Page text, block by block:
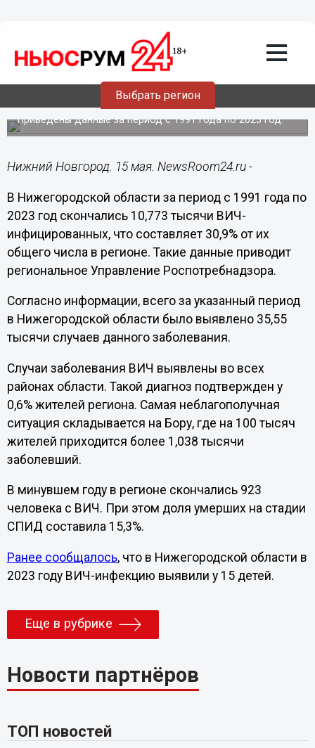
Выбрать регион
Свыше 10,7 тысячи ВИЧ-
инфицированных скончались в
Нижегородской области
Приведены данные за период с 1991 года по 2023 год.
Нижний Новгород. 15 мая. NewsRoom24.ru -
В Нижегородской области за период с 1991 года по
2023 год скончались 10,773 тысячи ВИЧ-
инфицированных, что составляет 30,9% от их
общего числа в регионе. Такие данные приводит
региональное Управление Роспотребнадзора.
Согласно информации, всего за указанный период
в Нижегородской области было выявлено 35,55
тысячи случаев данного заболевания.
Случаи заболевания ВИЧ выявлены во всех
районах области. Такой диагноз подтвержден у
0,6% жителей региона. Самая неблагополучная
ситуация складывается на Бору, где на 100 тысяч
жителей приходится более 1,038 тысячи
заболевший.
В минувшем году в регионе скончались 923
человека с ВИЧ. При этом доля умерших на стадии
СПИД составила 15,3%.
Ранее сообщалось, что в Нижегородской области в
2023 году ВИЧ-инфекцию выявили у 15 детей.
Еще в рубрике
Новости партнёров
ТОП новостей